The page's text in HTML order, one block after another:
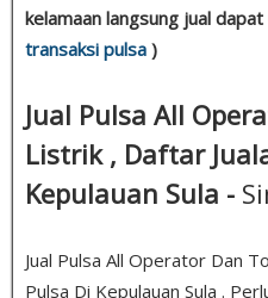
kelamaan langsung jual
transaksi pulsa )
Jual Pulsa All
Listrik , Daftar
Kepulauan Sula -
Jual Pulsa All Operator Dan
Pulsa Di Kepulauan Sula .